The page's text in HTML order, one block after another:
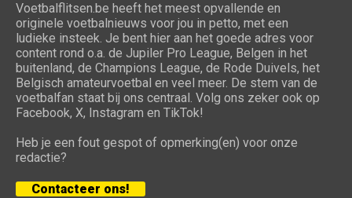
Voetbalflitsen.be heeft het meest opvallende en
originele voetbalnieuws voor jou in petto, met een
ludieke insteek. Je bent hier aan het goede adres voor
content rond o.a. de Jupiler Pro League, Belgen in het
buitenland, de Champions League, de Rode Duivels, het
Belgisch amateurvoetbal en veel meer. De stem van de
voetbalfan staat bij ons centraal. Volg ons zeker ook op
Facebook, X, Instagram en TikTok!
Heb je een fout gespot of opmerking(en) voor onze
redactie?
Contacteer ons!